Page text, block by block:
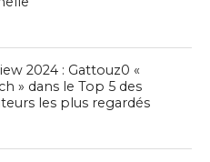
2024 : Gattouz0 «
» dans le Top 5 des
les plus regardés